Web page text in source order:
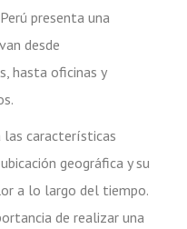
presenta una
desde
hasta oficinas y
características
geográfica y su
a lo largo del tiempo.
de realizar una